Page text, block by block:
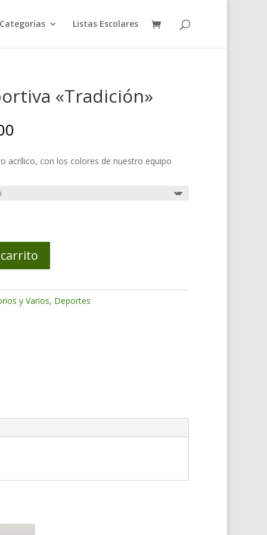
Categorias Listas Escolares
«Tradición»
Rango
precios:
desde
acrílico, con los colores de nuestro equipo
y Varios, Deportes